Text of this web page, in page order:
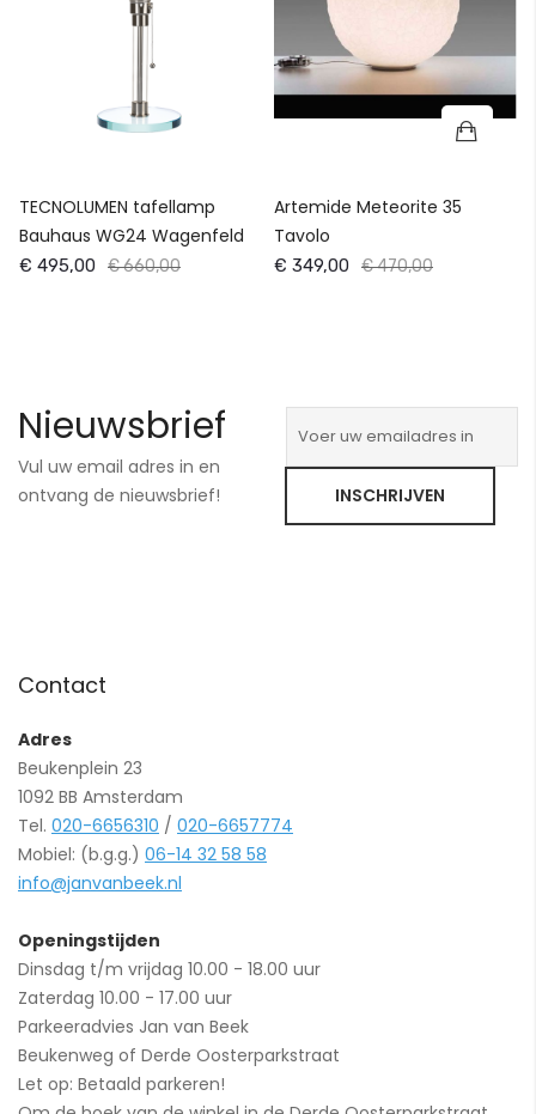
TECNOLUMEN tafellamp
Bauhaus WG24 Wagenfeld
€ 495,00 € 660,00
Artemide Meteorite 35
Tavolo
€ 349,00 € 470,00
Nieuwsbrief
Vul uw email adres in en
ontvang de nieuwsbrief!
INSCHRIJVEN
Contact
Adres
Beukenplein 23
1092 BB Amsterdam
Tel. 020-6656310 / 020-6657774
Mobiel: (b.g.g.) 06-14 32 58 58
info@janvanbeek.nl
Openingstijden
Dinsdag t/m vrijdag 10.00 - 18.00 uur
Zaterdag 10.00 - 17.00 uur
Parkeeradvies Jan van Beek
Beukenweg of Derde Oosterparkstraat
Let op: Betaald parkeren!